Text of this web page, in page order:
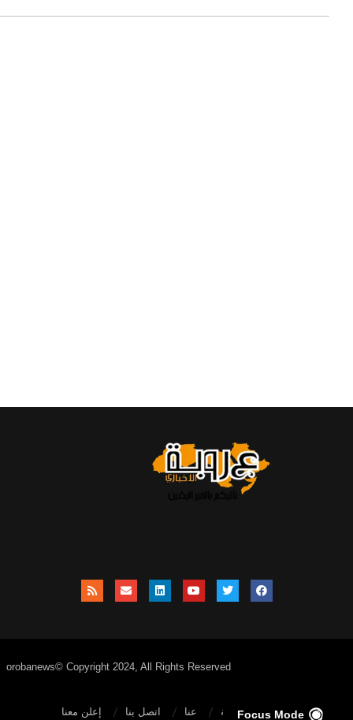
orobanews© Copyright 2024, All Rights Reserved
الصفحة الرئيسية عنا اتصل بنا إعلن معنا Focus Mode